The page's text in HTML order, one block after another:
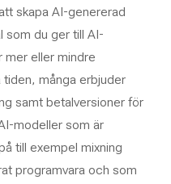
skapa AI-genererad
som du ger till AI-
mer eller mindre
många erbjuder
samt betalversioner för
modeller som är
till exempel mixning
programvara och som